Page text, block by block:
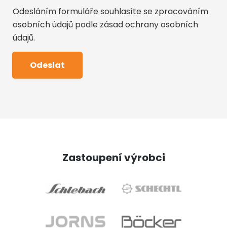
Odesláním formuláře souhlasíte se zpracováním
osobních údajů podle zásad ochrany osobních
údajů.
Zastoupení výrobci